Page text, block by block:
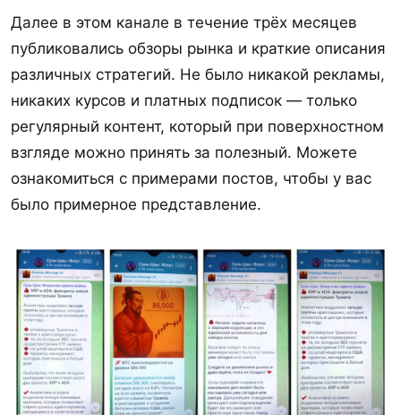
Далее в этом канале в течение трёх месяцев
публиковались обзоры рынка и краткие описания
различных стратегий. Не было никакой рекламы,
никаких курсов и платных подписок — только
регулярный контент, который при поверхностном
взгляде можно принять за полезный. Можете
ознакомиться с примерами постов, чтобы у вас
было примерное представление.